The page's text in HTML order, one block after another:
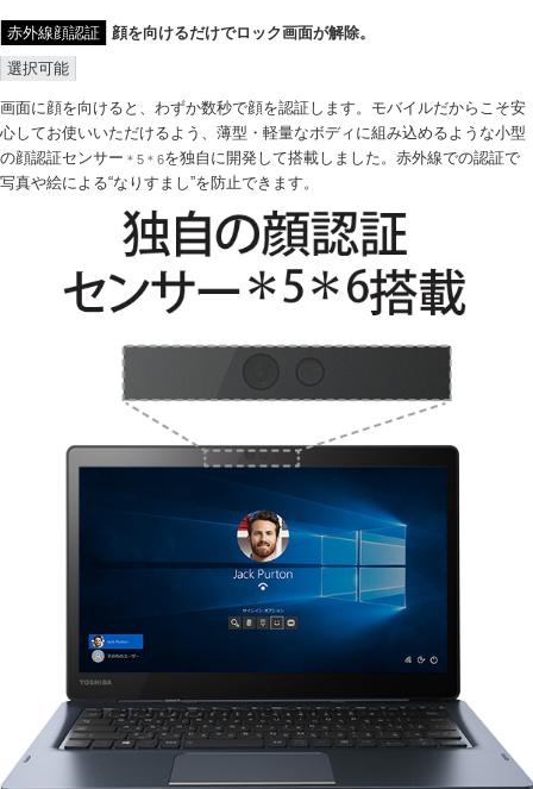
赤外線顔認証
顔を向けるだけでロック画面が解除。
選択可能
画面に顔を向けると、わずか数秒で顔を認証します。モバイルだからこそ安
心してお使いいただけるよう、薄型・軽量なボディに組み込めるような小型
の顔認証センサー ＊5＊6を独自に開発して搭載しました。赤外線での認証で
写真や絵による“なりすまし”を防止できます。